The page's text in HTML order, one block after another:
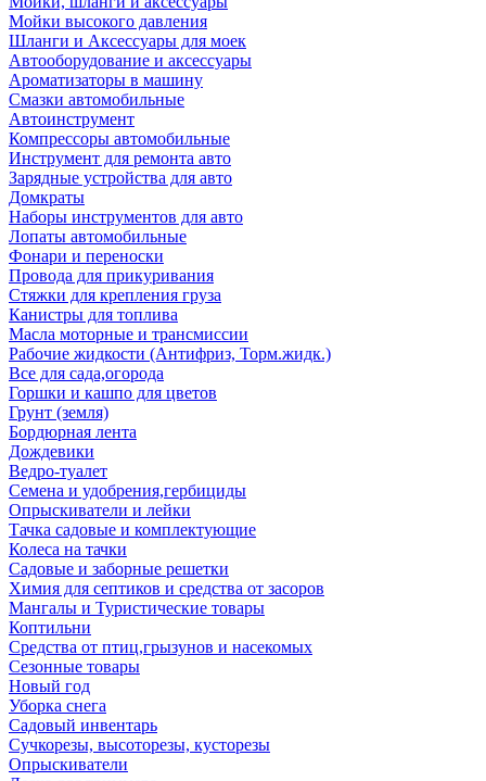
Мойки высокого давления
Шланги и Аксессуары для моек
Автооборудование и аксессуары
Ароматизаторы в машину
Смазки автомобильные
Автоинструмент
Компрессоры автомобильные
Инструмент для ремонта авто
Зарядные устройства для авто
Домкраты
Наборы инструментов для авто
Лопаты автомобильные
Фонари и переноски
Провода для прикуривания
Стяжки для крепления груза
Канистры для топлива
Масла моторные и трансмиссии
Рабочие жидкости (Антифриз, Торм.жидк.)
Все для сада,огорода
Горшки и кашпо для цветов
Грунт (земля)
Бордюрная лента
Дождевики
Ведро-туалет
Семена и удобрения,гербициды
Опрыскиватели и лейки
Тачка садовые и комплектующие
Колеса на тачки
Садовые и заборные решетки
Химия для септиков и средства от засоров
Мангалы и Туристические товары
Коптильни
Средства от птиц,грызунов и насекомых
Сезонные товары
Новый год
Уборка снега
Садовый инвентарь
Сучкорезы, высоторезы, кусторезы
Опрыскиватели